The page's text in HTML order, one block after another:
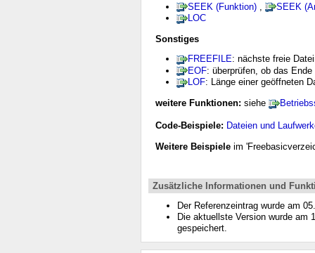
SEEK (Funktion)
SEEK
LOC
Sonstiges
FREEFILE: nächste freie
EOF: überprüfen, ob das
LOF: Länge einer geöffneten
weitere Funktionen: siehe
Code-Beispiele: Dateien und
Weitere Beispiele im
Zusätzliche Informationen und
Der Referenzeintrag wurde am
Die aktuellste Version wurde am
gespeichert.